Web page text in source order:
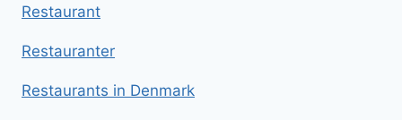
Restaurant
Restauranter
Restaurants in Denmark